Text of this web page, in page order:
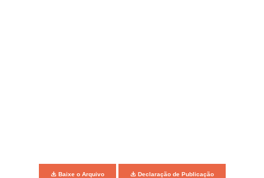
Baixe o Arquivo Declaração de Publicação